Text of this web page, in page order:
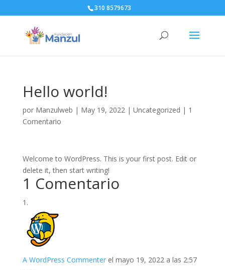
310 8579673
Hello world!
por Manzulweb | May 19, 2022| Uncategorized | 1
Comentario
Welcome to WordPress. This is your first post. Edit or
delete it, then start writing!
1 Comentario
A WordPress Commenter el mayo 19, 2022 a las 2:57